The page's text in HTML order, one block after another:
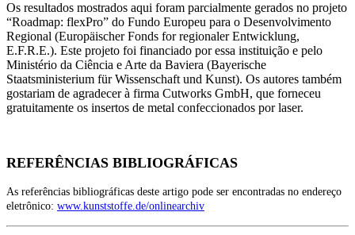
Os resultados mostrados aqui foram parcialmente gerados no projeto
“Roadmap: flexPro” do Fundo Europeu para o Desenvolvimento
Regional (Europäischer Fonds for regionaler Entwicklung,
E.F.R.E.). Este projeto foi financiado por essa instituição e pelo
Ministério da Ciência e Arte da Baviera (Bayerische
Staatsministerium für Wissenschaft und Kunst). Os autores também
gostariam de agradecer à firma Cutworks GmbH, que forneceu
gratuitamente os insertos de metal confeccionados por laser.
REFERÊNCIAS BIBLIOGRÁFICAS
As referências bibliográficas deste artigo pode ser encontradas no endereço
eletrônico: www.kunststoffe.de/onlinearchiv